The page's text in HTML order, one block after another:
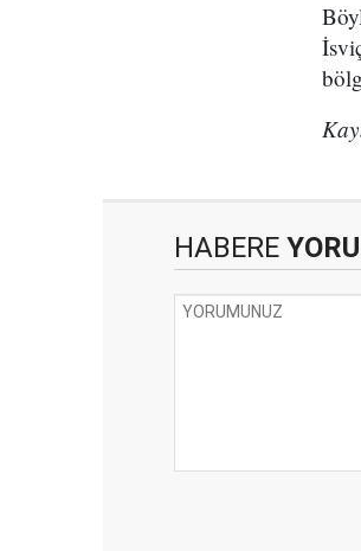
HABERE